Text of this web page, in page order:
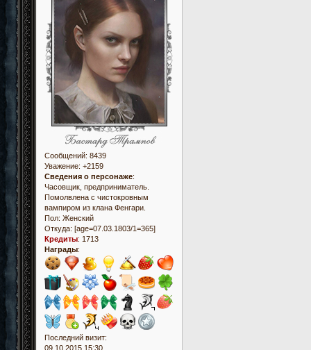
Сообщений: 8439
Уважение: +2159
Сведения о персонаже:
Часовщик, предприниматель.
Помолвлена с чистокровным
вампиром из клана Фенгари.
Пол: Женский
Откуда: [age=07.03.1803/1=365]
Кредиты: 1713
Награды:
Последний визит:
09.10.2015 15:30